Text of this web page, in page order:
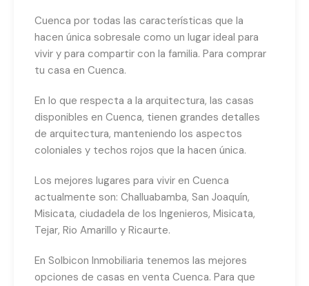
Cuenca por todas las características que la
hacen única sobresale como un lugar ideal para
vivir y para compartir con la familia. Para comprar
tu casa en Cuenca.
En lo que respecta a la arquitectura, las casas
disponibles en Cuenca, tienen grandes detalles
de arquitectura, manteniendo los aspectos
coloniales y techos rojos que la hacen única.
Los mejores lugares para vivir en Cuenca
actualmente son: Challuabamba, San Joaquín,
Misicata, ciudadela de los Ingenieros, Misicata,
Tejar, Rio Amarillo y Ricaurte.
En Solbicon Inmobiliaria tenemos las mejores
opciones de casas en venta Cuenca. Para que